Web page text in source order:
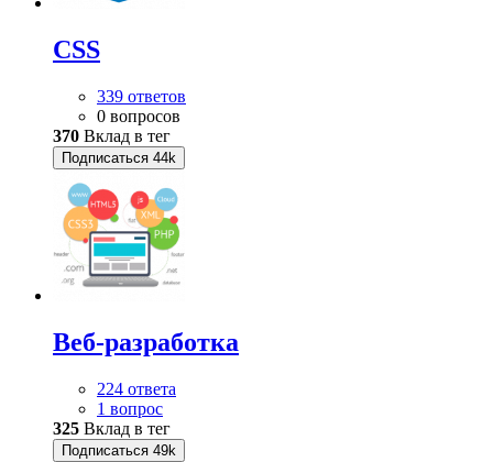
CSS
339 ответов
0 вопросов
370 Вклад в тег
Подписаться 44k
Веб-разработка
224 ответа
1 вопрос
325 Вклад в тег
Подписаться 49k